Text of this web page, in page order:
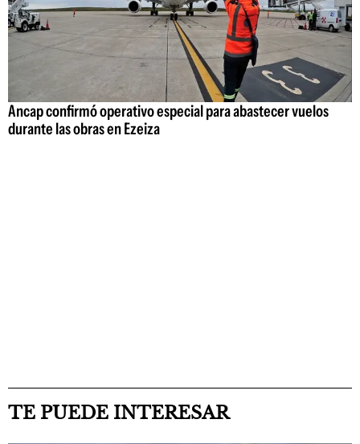
Ancap confirmó operativo especial para abastecer vuelos
durante las obras en Ezeiza
TE PUEDE INTERESAR